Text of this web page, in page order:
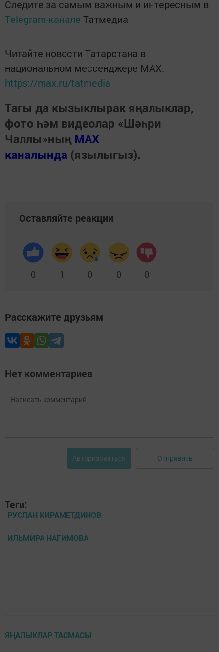
Следите за самым важным и интересным в
Telegram-канале Татмедиа
Читайте новости Татарстана в
национальном мессенджере MАХ:
https://max.ru/tatmedia
Тагы да кызыклырак яңалыклар,
фото һәм видеолар «Шәһри
Чаллы»ның MAX
каналында (язылыгыз).
Оставляйте реакции
0 1 0 0 0
Расскажите друзьям
Нет комментариев
Авторизоваться Отправить
Теги:
РУСЛАН КИРАМЕТДИНОВ
ИЛЬМИРА НАГИМОВА
ЯҢАЛЫКЛАР ТАСМАСЫ